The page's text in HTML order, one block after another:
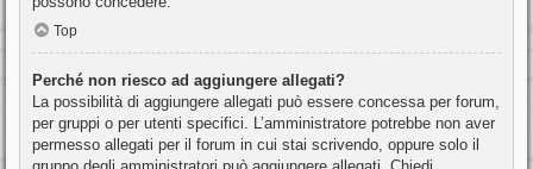
Top
Perché non riesco ad aggiungere allegati?
La possibilità di aggiungere allegati può essere concessa per forum,
per gruppi o per utenti specifici. L’amministratore potrebbe non aver
permesso allegati per il forum in cui stai scrivendo, oppure solo il